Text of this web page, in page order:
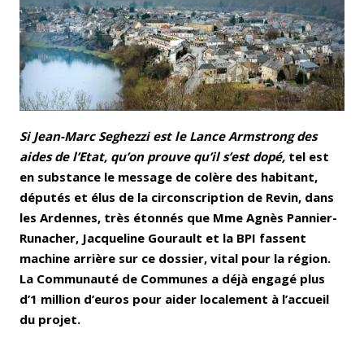
Bluesky Whatsapp
Si Jean-Marc Seghezzi est le Lance Armstrong des
aides de l’Etat, qu’on prouve qu’il s’est dopé, tel est
en substance le message de colère des habitant,
députés et élus de la circonscription de Revin, dans
les Ardennes, très étonnés que Mme Agnès Pannier-
Runacher, Jacqueline Gourault et la BPI fassent
machine arrière sur ce dossier, vital pour la région.
La Communauté de Communes a déjà engagé plus
d’1 million d’euros pour aider localement à l’accueil
du projet.